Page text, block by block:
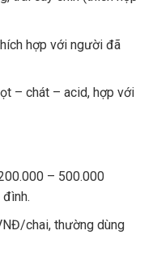
hợp với người đã
– chát – acid, hợp với
– 500.000
chai, thường dùng